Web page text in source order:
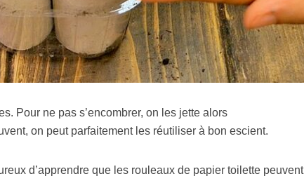
Pour ne pas s’encombrer, on les jette alors
on peut parfaitement les réutiliser à bon escient.
d’apprendre que les rouleaux de papier toilette peuvent